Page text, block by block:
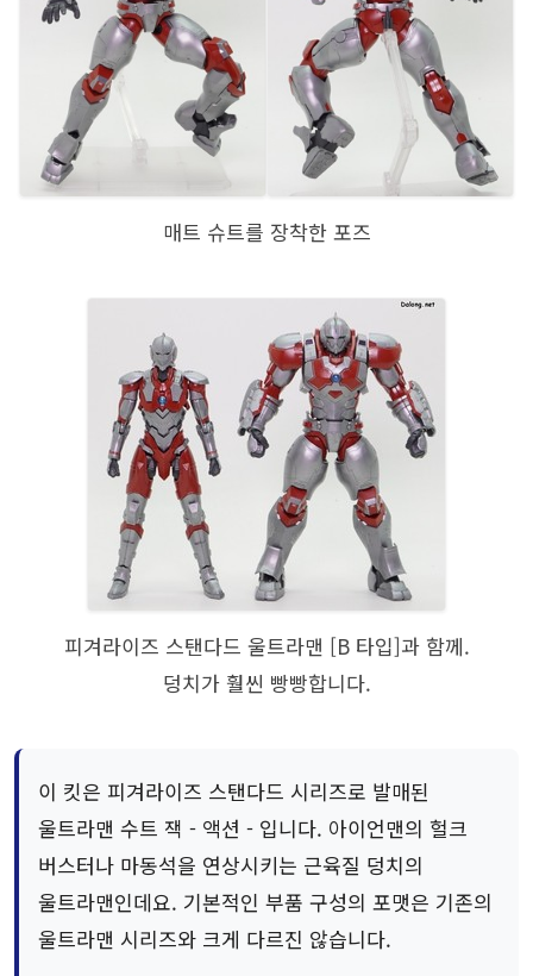
매트 슈트를 장착한 포즈
피겨라이즈 스탠다드 울트라맨 [B 타입]과 함께.
덩치가 훨씬 빵빵합니다.
이 킷은 피겨라이즈 스탠다드 시리즈로 발매된
울트라맨 수트 잭 - 액션 - 입니다. 아이언맨의 헐크
버스터나 마동석을 연상시키는 근육질 덩치의
울트라맨인데요. 기본적인 부품 구성의 포맷은 기존의
울트라맨 시리즈와 크게 다르진 않습니다.